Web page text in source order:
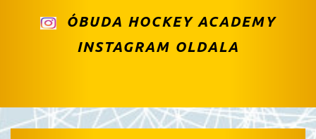
ÓBUDA HOCKEY ACADEMY
INSTAGRAM OLDALA